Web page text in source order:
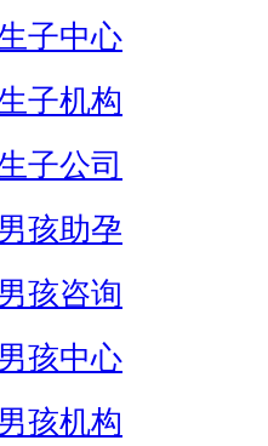
子中心
子机构
子公司
孩助孕
孩咨询
孩中心
孩机构